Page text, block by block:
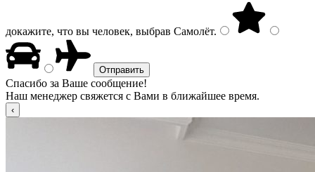
докажите, что вы человек, выбрав Самолёт.
Спасибо за Ваше сообщение!
Наш менеджер свяжется с Вами в ближайшее время.